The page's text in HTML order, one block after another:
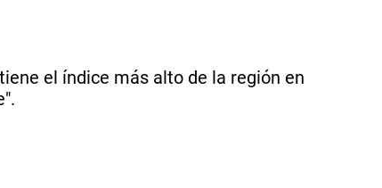
el índice más alto de la región en